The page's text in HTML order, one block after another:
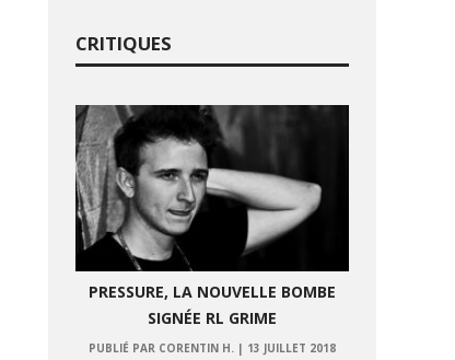
CRITIQUES
PRESSURE, LA NOUVELLE BOMBE
SIGNÉE RL GRIME
PUBLIÉ PAR CORENTIN H. | 13 JUILLET 2018